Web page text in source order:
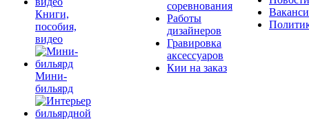
Книги,
пособия,
видео
Мини-
бильярд
соревнования
Работы
дизайнеров
Гравировка
аксессуаров
Кии на заказ